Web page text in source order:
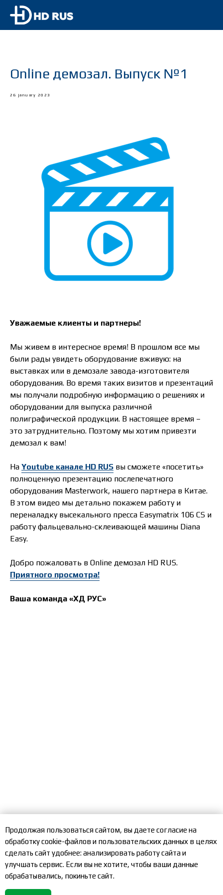
Online демозал. Выпуск №1
26 january 2023
Уважаемые клиенты и партнеры!
Мы живем в интересное время! В прошлом все мы
были рады увидеть оборудование вживую: на
выставках или в демозале завода-изготовителя
оборудования. Во время таких визитов и презентаций
мы получали подробную информацию о решениях и
оборудовании для выпуска различной
полиграфической продукции. В настоящее время –
это затруднительно. Поэтому мы хотим привезти
демозал к вам!
На Youtube канале HD RUS вы сможете «посетить»
полноценную презентацию послепечатного
оборудования Masterwork, нашего партнера в Китае.
В этом видео мы детально покажем работу и
переналадку высекального пресса Easymatrix 106 CS и
работу фальцевально-склеивающей машины Diana
Easy.
Добро пожаловать в Online демозал HD RUS.
Приятного просмотра!
Ваша команда «ХД РУС»
Продолжая пользоваться сайтом, вы даете согласие на
обработку cookie-файлов и пользовательских данных в целях
сделать сайт удобнее: анализировать работу сайта и
улучшать сервис. Если вы не хотите, чтобы ваши данные
обрабатывались, покиньте сайт.